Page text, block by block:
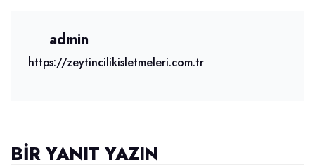
admin
https://zeytincilikisletmeleri.com.tr
BIR YANIT YAZIN